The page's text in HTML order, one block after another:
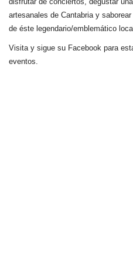
artesanales de Cantabria y
de éste legendario/emblemático
Visita y sigue su Facebook para
eventos.